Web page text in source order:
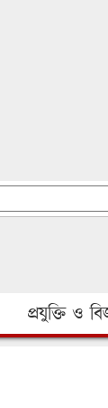
প্রযুক্তি ও